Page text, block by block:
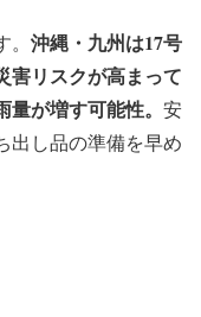
沖縄・九州は17号
害リスクが高まって
が増す可能性。 安
出し品の準備を早め